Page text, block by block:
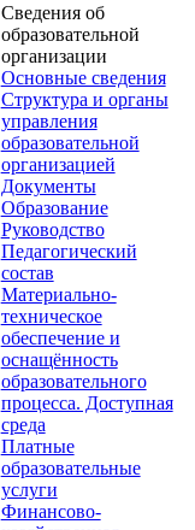
Сведения об
образовательной
организации
Основные сведения
Структура и органы
управления
образовательной
организацией
Документы
Образование
Руководство
Педагогический
состав
Материально-
техническое
обеспечение и
оснащённость
образовательного
процесса. Доступная
среда
Платные
образовательные
услуги
Финансово-